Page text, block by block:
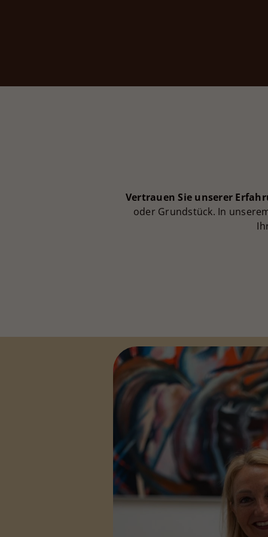
Vertrauen Sie unserer
oder Grundstück. In